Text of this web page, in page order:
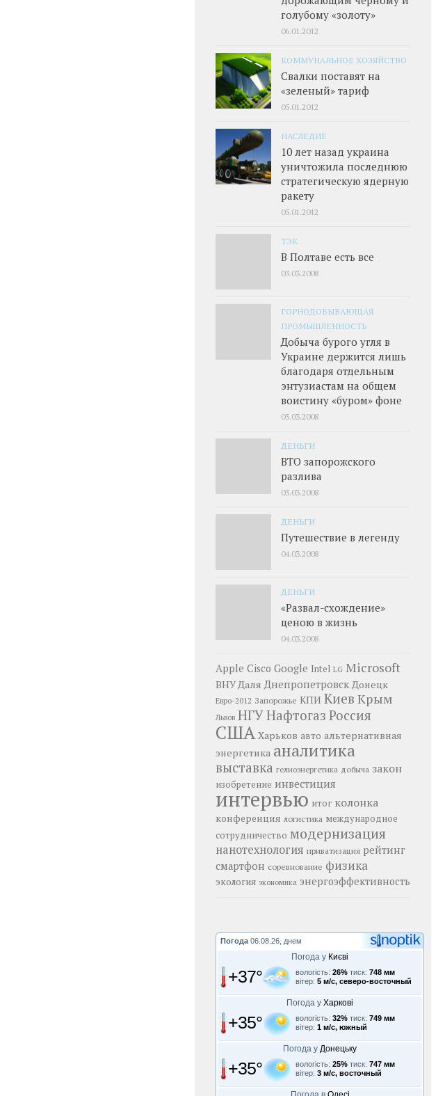
голубому «золоту»
06.01.2012
КОММУНАЛЬНОЕ ХОЗЯЙСТВО
Свалки поставят на
«зеленый» тариф
05.01.2012
НАСЛЕДИЕ
10 лет назад украина
уничтожила последнюю
стратегическую ядерную
ракету
05.01.2012
ТЭК
В Полтаве есть все
03.03.2008
ГОРНОДОБЫВАЮЩАЯ
ПРОМЫШЛЕННОСТЬ
Добыча бурого угля в
Украине держится лишь
благодаря отдельным
энтузиастам на общем
воистину «буром» фоне
03.03.2008
ДЕНЬГИ
ВТО запорожского
разлива
03.03.2008
ДЕНЬГИ
Путешествие в легенду
04.03.2008
ДЕНЬГИ
«Развал-схождение»
ценою в жизнь
04.03.2008
Apple Cisco Google Intel LG Microsoft
ВНУ Даля Днепропетровск Донецк
Евро-2012 Запорожье КПИ Киев Крым
Львов НГУНафтогаз Россия
США Харьков авто альтернативная
энергетика аналитика
выставка гелиоэнергетика добыча закон
изобретение инвестиция
интервью итог колонка
конференция логистика международное
сотрудничество модернизация
нанотехнология приватизация рейтинг
смартфон соревнование физика
экология экономика энергоэффективность
Погода 06.08.26, днем
Погода у Києві
+37° вологість: 26% тиск: 748 мм
вітер: 5 м/с, северо-восточный
Погода у Харкові
+35° вологість: 32% тиск: 749 мм
вітер: 1 м/с, южный
Погода у Донецьку
+35° вологість: 25% тиск: 747 мм
вітер: 3 м/с, восточный